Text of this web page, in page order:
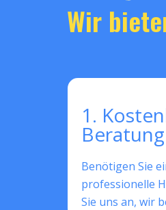
Wir
1.
Beratung
Benötigen Sie
professionelle
Sie uns an, wir